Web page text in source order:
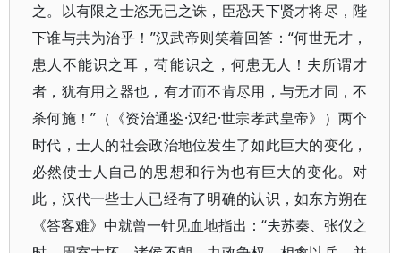
之。以有限之士恣无已之诛，臣恐天下贤才将尽，陛
下谁与共为治乎！”汉武帝则笑着回答：“何世无才，
患人不能识之耳，苟能识之，何患无人！夫所谓才
者，犹有用之器也，有才而不肯尽用，与无才同，不
杀何施！”（《资治通鉴·汉纪·世宗孝武皇帝》）两个
时代，士人的社会政治地位发生了如此巨大的变化，
必然使士人自己的思想和行为也有巨大的变化。对
此，汉代一些士人已经有了明确的认识，如东方朔在
《答客难》中就曾一针见血地指出：“夫苏秦、张仪之